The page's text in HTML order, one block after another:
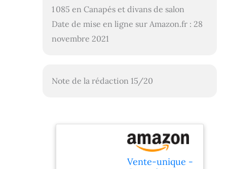
1 085 en Canapés et divans de salon
Date de mise en ligne sur Amazon.fr : 28
novembre 2021
Note de la rédaction 15/20
Vente-unique -